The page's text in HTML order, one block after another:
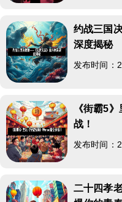
约战三国
深度揭秘
发布时间：
《街霸5
战！
发布时间：
二十四孝